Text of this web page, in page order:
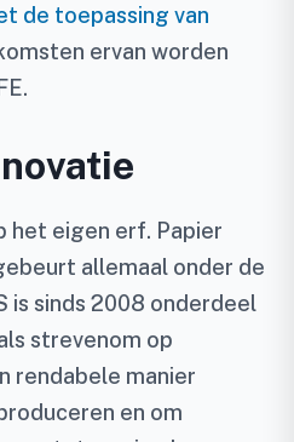
de toepassing van
ervan worden
het eigen erf. Papier
allemaal onder de
is sinds 2008 onderdeel
strevenom op
rendabele manier
en om